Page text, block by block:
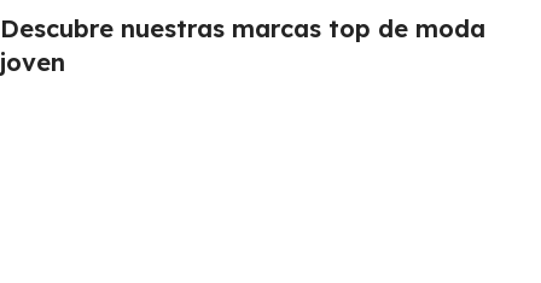
Descubre nuestras marcas top de moda
joven